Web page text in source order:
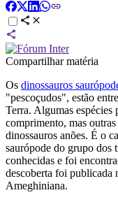
Compartilhar matéria
Os dinossauros
"pescoçudos", estão
Terra. Algumas
comprimento, mas
dinossauros anões. É o
saurópode do grupo dos
conhecidas e foi
descoberta foi publicada
Ameghiniana.